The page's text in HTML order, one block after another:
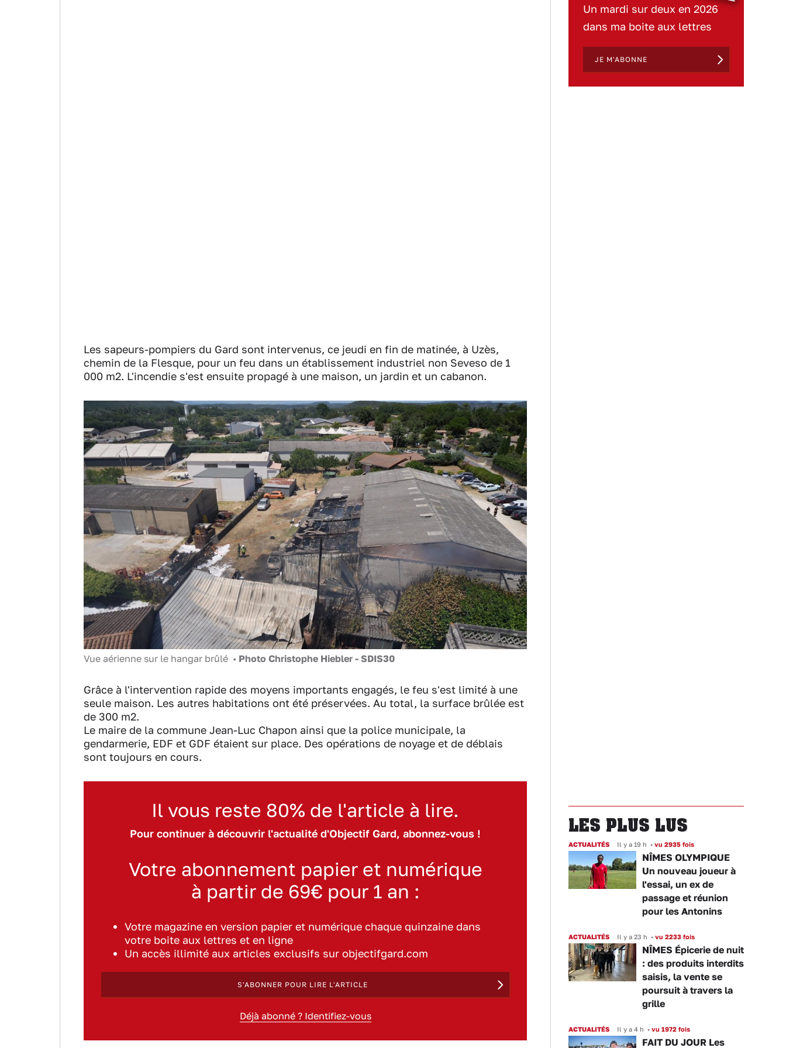
Les sapeurs-pompiers du Gard sont intervenus, ce jeudi en fin de matinée, à Uzès,
chemin de la Flesque, pour un feu dans un établissement industriel non Seveso de 1
000 m2. L'incendie s'est ensuite propagé à une maison, un jardin et un cabanon.
Vue aérienne sur le hangar brûlé • Photo Christophe Hiebler - SDIS30
Grâce à l'intervention rapide des moyens importants engagés, le feu s'est limité à une
seule maison. Les autres habitations ont été préservées. Au total, la surface brûlée est
de 300 m2.
Le maire de la commune Jean-Luc Chapon ainsi que la police municipale, la
gendarmerie, EDF et GDF étaient sur place. Des opérations de noyage et de déblais
sont toujours en cours.
Il vous reste 80% de l'article à lire.
Pour continuer à découvrir l'actualité d'Objectif Gard, abonnez-vous !
Votre abonnement papier et numérique
à partir de 69€ pour 1 an :
Votre magazine en version papier et numérique chaque quinzaine dans
votre boite aux lettres et en ligne
Un accès illimité aux articles exclusifs sur objectifgard.com
S'ABONNER POUR LIRE L'ARTICLE
Déjà abonné ? Identifiez-vous
Un mardi sur deux en 2026
dans ma boite aux lettres
JE M'ABONNE
LES PLUS LUS
ACTUALITÉS Il y a 19 h • vu 2935 fois
NÎMES OLYMPIQUE
Un nouveau joueur à
l'essai, un ex de
passage et réunion
pour les Antonins
ACTUALITÉS Il y a 23 h • vu 2233 fois
NÎMES Épicerie de nuit
: des produits interdits
saisis, la vente se
poursuit à travers la
grille
ACTUALITÉS Il y a 4 h • vu 1972 fois
FAIT DU JOUR Les